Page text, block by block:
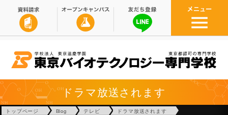
ドラマ放送されます
トップページ Blog テレビ ドラマ放送されます